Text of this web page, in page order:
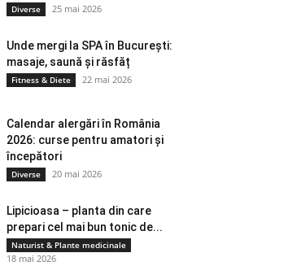
Diverse 25 mai 2026
Unde mergi la SPA în București:
masaje, saună și răsfăț
Fitness & Diete 22 mai 2026
Calendar alergări în România
2026: curse pentru amatori și
începători
Diverse 20 mai 2026
Lipicioasa – planta din care
prepari cel mai bun tonic de...
Naturist & Plante medicinale
18 mai 2026